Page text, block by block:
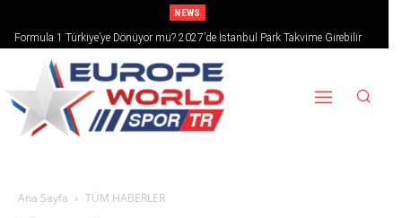
NEWS
Formula 1 Türkiye’ye Dönüyor mu? 2027’de İstanbul Park Takvime Girebilir
Ana Sayfa TÜM HABERLER